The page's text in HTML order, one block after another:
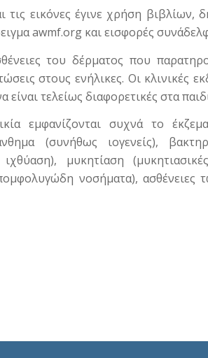
τις εικόνες έγινε χρήση βιβλίων,
awmf.org και εισφορές
του δέρματος που
στους ενήλικες. Οι κλινικές
είναι τελείως διαφορετικές στα
εμφανίζονται συχνά το
(συνήθως ιογενείς),
μυκητίαση
νοσήματα), ασθένειες